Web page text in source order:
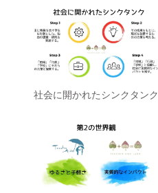
社会に開かれたシンクタンク